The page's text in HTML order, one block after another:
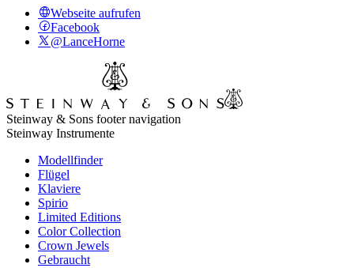
Webseite aufrufen
Facebook
@LanceHorne
Steinway & Sons footer navigation
Steinway Instrumente
Modellfinder
Flügel
Klaviere
Spirio
Limited Editions
Color Collection
Crown Jewels
Gebraucht